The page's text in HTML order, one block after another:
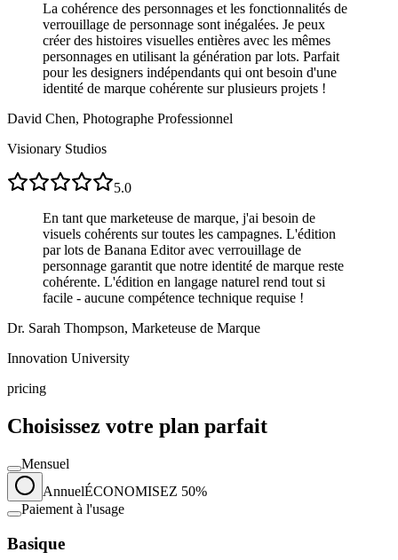
La cohérence des personnages et les fonctionnalités de
verrouillage de personnage sont inégalées. Je peux
créer des histoires visuelles entières avec les mêmes
personnages en utilisant la génération par lots. Parfait
pour les designers indépendants qui ont besoin d'une
identité de marque cohérente sur plusieurs projets !
David Chen, Photographe Professionnel
Visionary Studios
5.0
En tant que marketeuse de marque, j'ai besoin de
visuels cohérents sur toutes les campagnes. L'édition
par lots de Banana Editor avec verrouillage de
personnage garantit que notre identité de marque reste
cohérente. L'édition en langage naturel rend tout si
facile - aucune compétence technique requise !
Dr. Sarah Thompson, Marketeuse de Marque
Innovation University
pricing
Choisissez votre plan parfait
Mensuel
AnnuelÉCONOMISEZ 50%
Paiement à l'usage
Basique